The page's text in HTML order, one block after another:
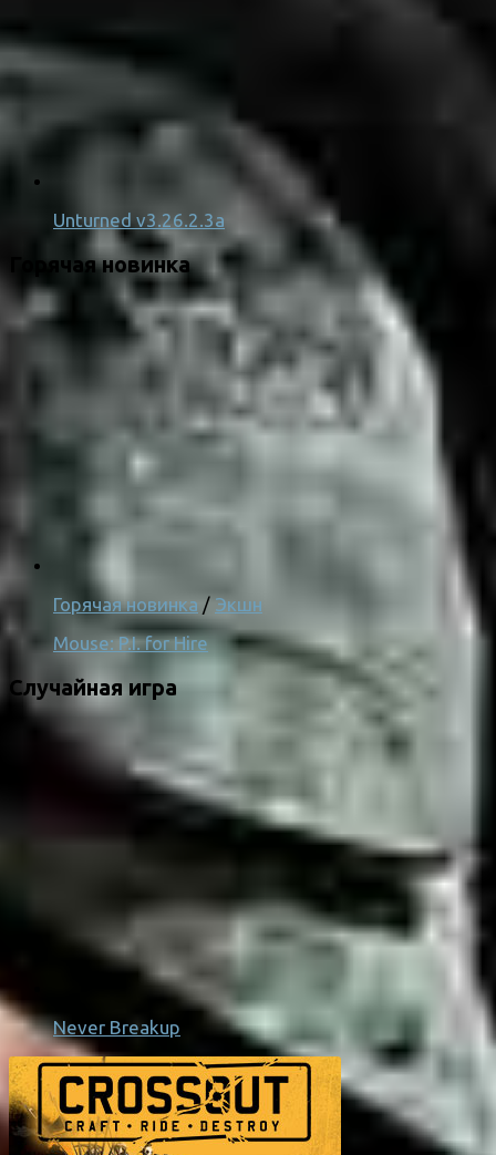
Unturned v3.26.2.3a
Горячая новинка
Горячая новинка / Экшн
Mouse: P.I. for Hire
Случайная игра
Never Breakup